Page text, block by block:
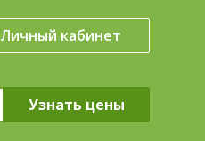
Личный кабинет